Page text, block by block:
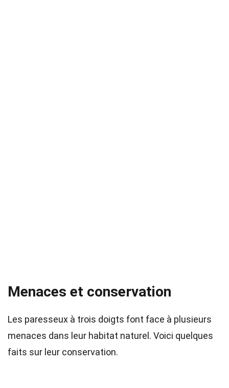
Menaces et conservation
Les paresseux à trois doigts font face à plusieurs
menaces dans leur habitat naturel. Voici quelques
faits sur leur conservation.